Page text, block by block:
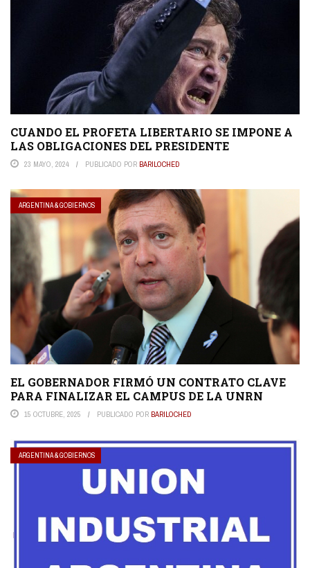
CUANDO EL PROFETA LIBERTARIO SE IMPONE A
LAS OBLIGACIONES DEL PRESIDENTE
23 MAYO, 2024 PUBLICADO POR BARILOCHED
ARGENTINA & GOBIERNOS
EL GOBERNADOR FIRMÓ UN CONTRATO CLAVE
PARA FINALIZAR EL CAMPUS DE LA UNRN
15 OCTUBRE, 2025 PUBLICADO POR BARILOCHED
ARGENTINA & GOBIERNOS